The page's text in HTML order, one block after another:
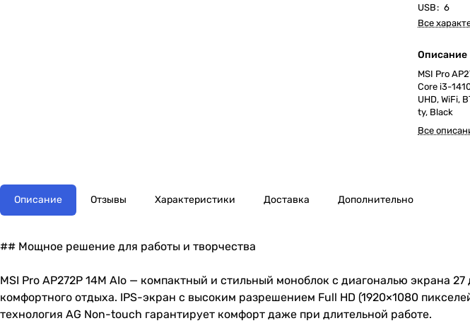
USB: 6
Все
Описание
MSI Pro
Core i3-
UHD, WiFi,
ty, Black
Все
Описание Отзывы Характеристики Доставка Дополнительно
## Мощное решение для работы и творчества
MSI Pro AP272P 14M AIo — компактный и стильный моноблок с диагональю экрана
комфортного отдыха. IPS-экран с высоким разрешением Full HD (1920×1080
технология AG Non-touch гарантирует комфорт даже при длительной работе.